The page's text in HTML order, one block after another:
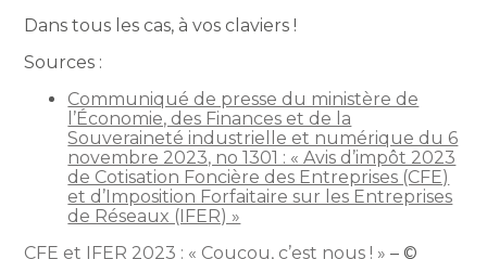
Dans tous les cas, à vos claviers !
Sources :
Communiqué de presse du ministère de
l’Économie, des Finances et de la
Souveraineté industrielle et numérique du 6
novembre 2023, no 1301 : « Avis d’impôt 2023
de Cotisation Foncière des Entreprises (CFE)
et d’Imposition Forfaitaire sur les Entreprises
de Réseaux (IFER) »
CFE et IFER 2023 : « Coucou, c’est nous ! » – ©